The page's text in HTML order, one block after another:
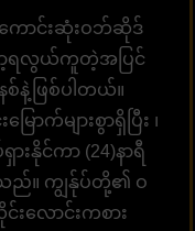
ကောင်းဆုံးဝဘ်ဆိုဒ်
ော့ရလွယ်ကူတဲ့အပြင်
နဲ့ဖြစ်ပါတယ်။
ာက်များစွာရှိပြီး ၊
းနိုင်ကာ (24)နာရီ
သည်။ ကျွန်ုပ်တို့၏ ဝ
လောင်းကစား